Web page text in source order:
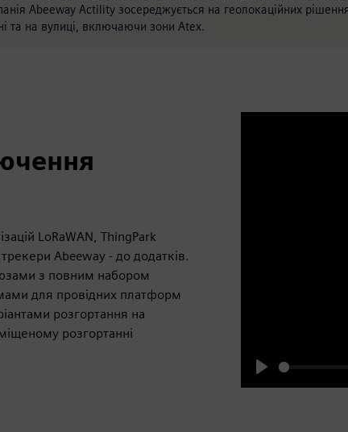
Abeeway Actility зосереджується на геолокаційних
та на вулиці, включаючи зони Atex.
LoRaWAN, ThingPark
Abeeway - до додатків.
з повним набором
для провідних платформ
розгортання на
розгортанні
Play